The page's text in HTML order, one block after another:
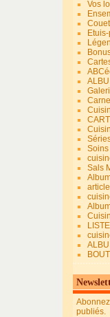
Vos
Sals
article
publiés.